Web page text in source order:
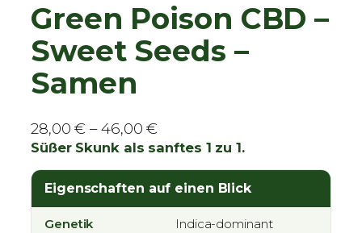
Green Poison CBD –
Sweet Seeds –
Samen
28,00€ –46,00€
r
e
i
s
Süßer Skunk als sanftes 1 zu 1.
Eigenschaften auf einen Blick
Genetik Indica-dominant